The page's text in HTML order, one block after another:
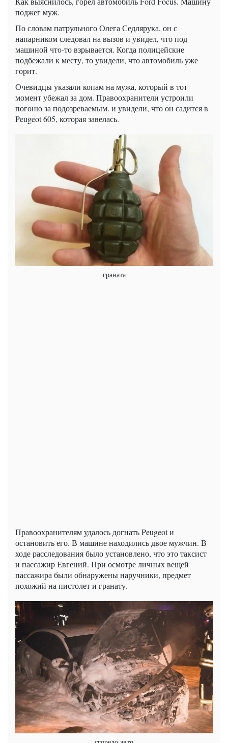
поджег муж.
По словам патрульного Олега Седлярука, он с
напарником следовал на вызов и увидел, что под
машиной что-то взрывается. Когда полицейские
подбежали к месту, то увидели, что автомобиль уже
горит.
Очевидцы указали копам на мужа, который в тот
момент убежал за дом. Правоохранители устроили
погоню за подозреваемым. и увидели, что он садится в
Peugeot 605, которая завелась.
граната
Правоохранителям удалось догнать Peugeot и
остановить его. В машине находились двое мужчин. В
ходе расследования было установлено, что это таксист
и пассажир Евгений. При осмотре личных вещей
пассажира были обнаружены наручники, предмет
похожий на пистолет и гранату.